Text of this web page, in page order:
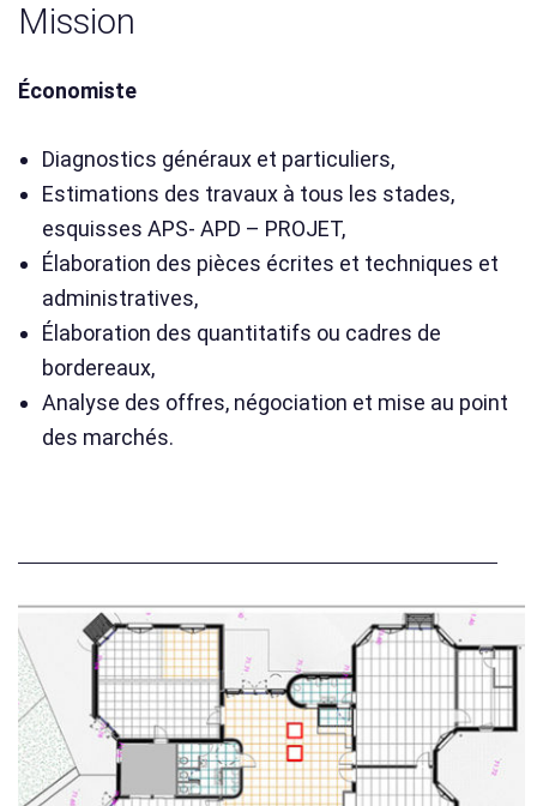
Mission
Économiste
Diagnostics généraux et particuliers,
Estimations des travaux à tous les stades,
esquisses APS- APD – PROJET,
Élaboration des pièces écrites et techniques et
administratives,
Élaboration des quantitatifs ou cadres de
bordereaux,
Analyse des offres, négociation et mise au point
des marchés.